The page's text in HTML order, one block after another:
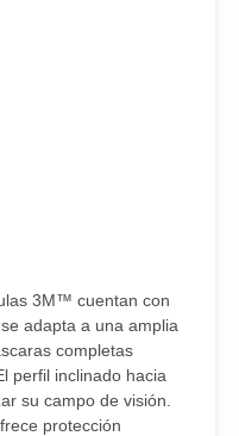
3M™ cuentan con
adapta a una amplia
completas
perfil inclinado hacia
su campo de visión.
protección